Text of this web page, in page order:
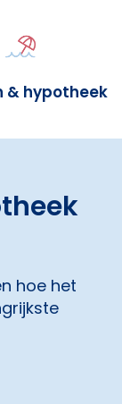
& hypotheek
hoe het